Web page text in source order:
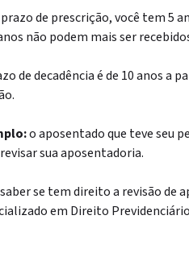
de prescrição, você tem 5
não podem mais ser
de decadência é de 10 anos
o aposentado que teve seu
sua aposentadoria.
se tem direito a revisão de
em Direito